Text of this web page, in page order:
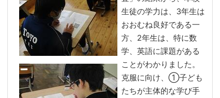
生徒の学力は、3年生は
おおむね良好である一
方、2年生は、特に数
学、英語に課題がある
ことがわかりました。
克服に向け、①子ども
たちが主体的な学び手